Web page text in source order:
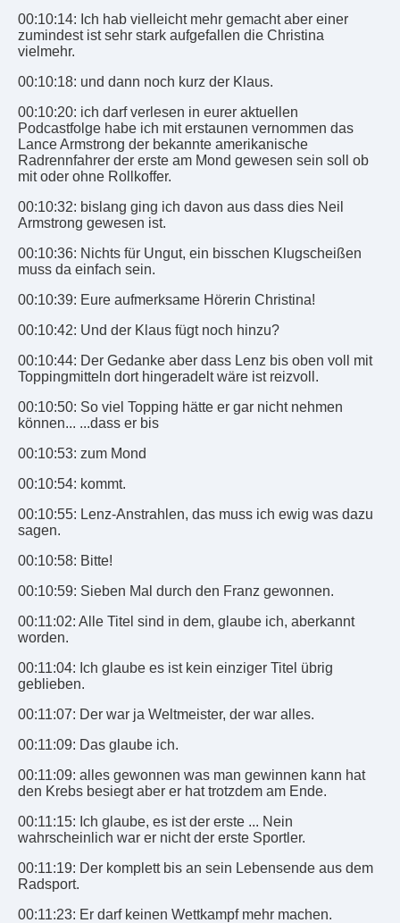
00:10:14: Ich hab vielleicht mehr gemacht aber einer
zumindest ist sehr stark aufgefallen die Christina
vielmehr.
00:10:18: und dann noch kurz der Klaus.
00:10:20: ich darf verlesen in eurer aktuellen
Podcastfolge habe ich mit erstaunen vernommen das
Lance Armstrong der bekannte amerikanische
Radrennfahrer der erste am Mond gewesen sein soll ob
mit oder ohne Rollkoffer.
00:10:32: bislang ging ich davon aus dass dies Neil
Armstrong gewesen ist.
00:10:36: Nichts für Ungut, ein bisschen Klugscheißen
muss da einfach sein.
00:10:39: Eure aufmerksame Hörerin Christina!
00:10:42: Und der Klaus fügt noch hinzu?
00:10:44: Der Gedanke aber dass Lenz bis oben voll mit
Toppingmitteln dort hingeradelt wäre ist reizvoll.
00:10:50: So viel Topping hätte er gar nicht nehmen
können... ...dass er bis
00:10:53: zum Mond
00:10:54: kommt.
00:10:55: Lenz-Anstrahlen, das muss ich ewig was dazu
sagen.
00:10:58: Bitte!
00:10:59: Sieben Mal durch den Franz gewonnen.
00:11:02: Alle Titel sind in dem, glaube ich, aberkannt
worden.
00:11:04: Ich glaube es ist kein einziger Titel übrig
geblieben.
00:11:07: Der war ja Weltmeister, der war alles.
00:11:09: Das glaube ich.
00:11:09: alles gewonnen was man gewinnen kann hat
den Krebs besiegt aber er hat trotzdem am Ende.
00:11:15: Ich glaube, es ist der erste ... Nein
wahrscheinlich war er nicht der erste Sportler.
00:11:19: Der komplett bis an sein Lebensende aus dem
Radsport.
00:11:23: Er darf keinen Wettkampf mehr machen.